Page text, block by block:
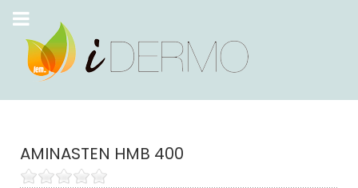
AMINASTEN HMB 400